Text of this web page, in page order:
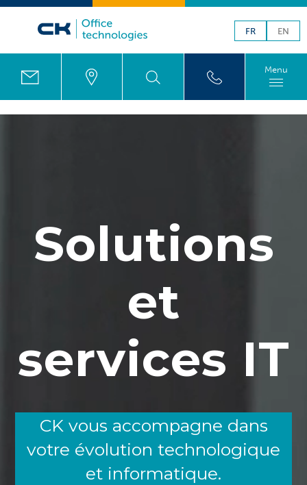
FR EN
Menu
Solutions
et
services IT
CK vous accompagne dans
votre évolution technologique
et informatique.